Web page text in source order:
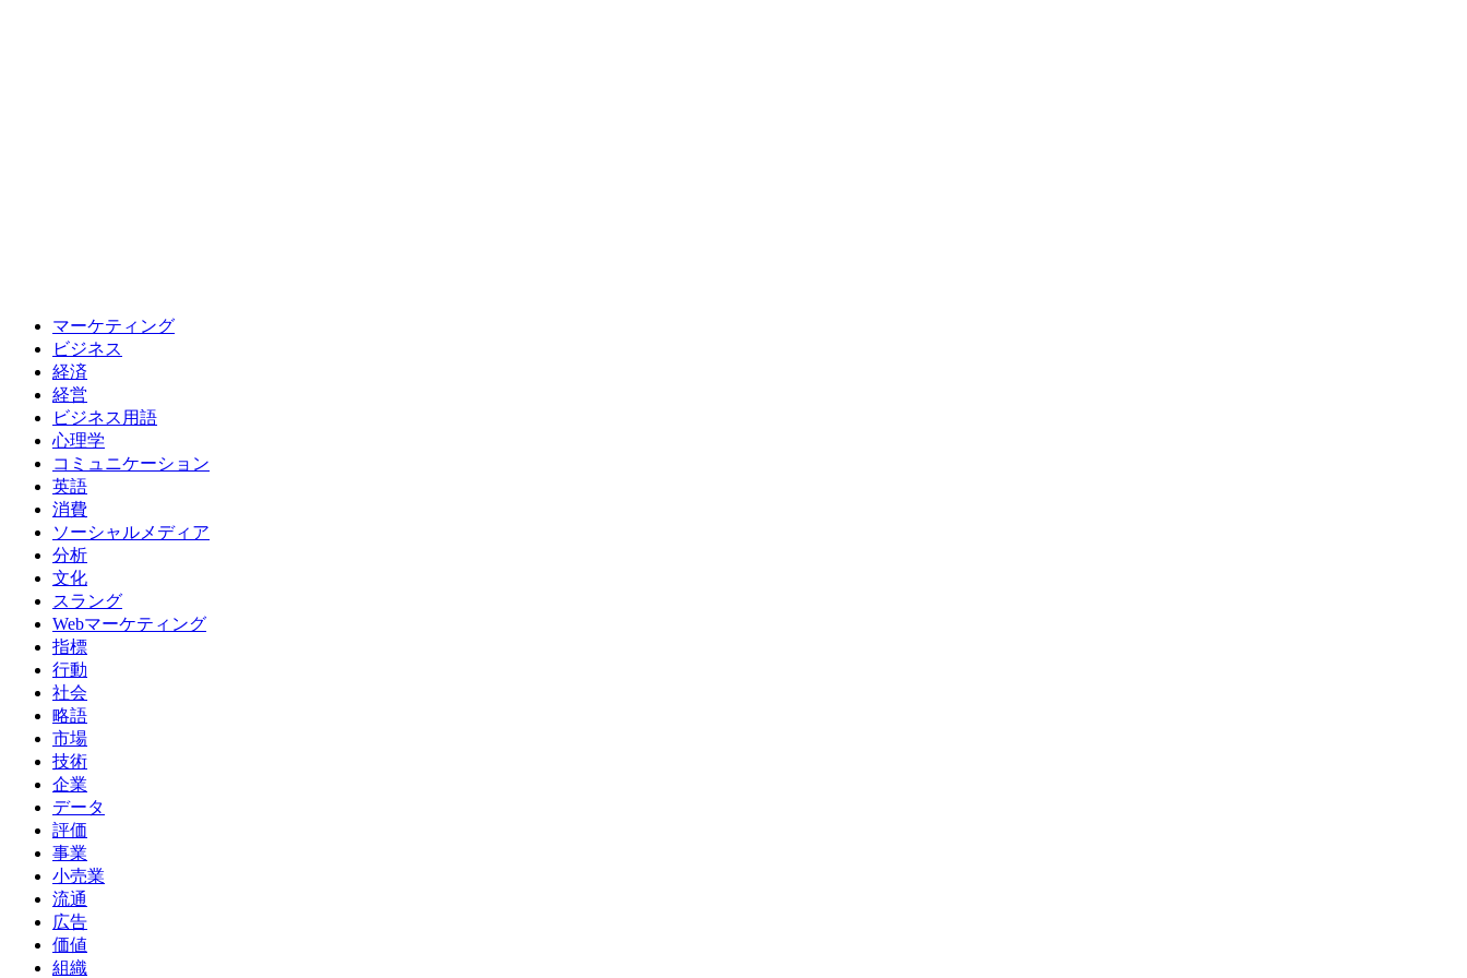
マーケティング
ビジネス
経済
経営
ビジネス用語
心理学
コミュニケーション
英語
消費
ソーシャルメディア
分析
文化
スラング
Webマーケティング
指標
行動
社会
略語
市場
技術
企業
データ
評価
事業
小売業
流通
広告
価値
組織